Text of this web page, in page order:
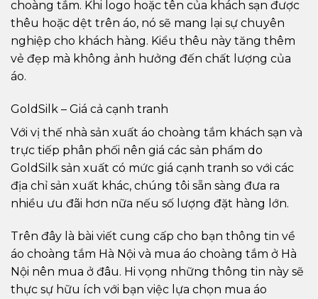
choàng tắm. Khi logo hoặc tên của khách sạn được
thêu hoặc dệt trên áo, nó sẽ mang lại sự chuyên
nghiệp cho khách hàng. Kiểu thêu này tăng thêm
vẻ đẹp mà không ảnh hưởng đến chất lượng của
áo.
GoldSilk – Giá cả cạnh tranh
Với vị thế nhà sản xuất áo choàng tắm khách sạn và
trực tiếp phân phối nên giá các sản phẩm do
GoldSilk sản xuất có mức giá cạnh tranh so với các
địa chỉ sản xuất khác, chúng tôi sẵn sàng đưa ra
nhiều ưu đãi hơn nữa nếu số lượng đặt hàng lớn.
Trên đây là bài viết cung cấp cho bạn thông tin về
áo choàng tắm Hà Nội và mua áo choàng tắm ở Hà
Nội nên mua ở đâu. Hi vọng những thông tin này sẽ
thực sự hữu ích với bạn việc lựa chọn mua áo